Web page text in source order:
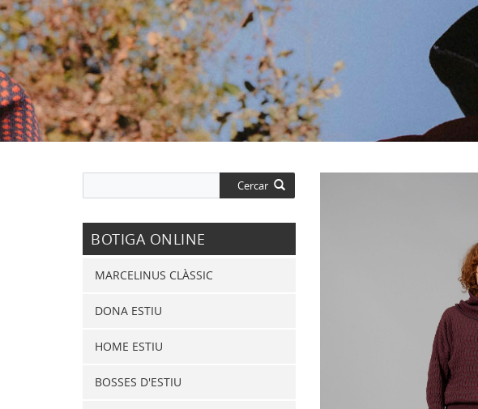
Cercar
BOTIGA ONLINE
MARCELINUS CLÀSSIC
DONA ESTIU
HOME ESTIU
BOSSES D'ESTIU